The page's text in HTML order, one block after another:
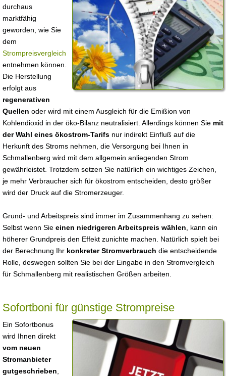
durchaus
marktfähig
geworden, wie Sie
dem
Strompreisvergleich
entnehmen können.
Die Herstellung
erfolgt aus
regenerativen
Quellen oder wird mit einem Ausgleich für die Emißion von
Kohlendioxid in der öko-Bilanz neutralisiert. Allerdings können Sie mit
der Wahl eines ökostrom-Tarifs nur indirekt Einfluß auf die
Herkunft des Stroms nehmen, die Versorgung bei Ihnen in
Schmallenberg wird mit dem allgemein anliegenden Strom
gewährleistet. Trotzdem setzen Sie natürlich ein wichtiges Zeichen,
je mehr Verbraucher sich für ökostrom entscheiden, desto größer
wird der Druck auf die Stromerzeuger.
Grund- und Arbeitspreis sind immer im Zusammenhang zu sehen:
Selbst wenn Sie einen niedrigeren Arbeitspreis wählen , kann ein
höherer Grundpreis den Effekt zunichte machen. Natürlich spielt bei
der Berechnung Ihr konkreter Stromverbrauch die entscheidende
Rolle, deswegen sollten Sie bei der Eingabe in den Stromvergleich
für Schmallenberg mit realistischen Größen arbeiten.
Sofortboni für günstige Strompreise
Ein Sofortbonus
wird Ihnen direkt
vom neuen
Stromanbieter
gutgeschrieben